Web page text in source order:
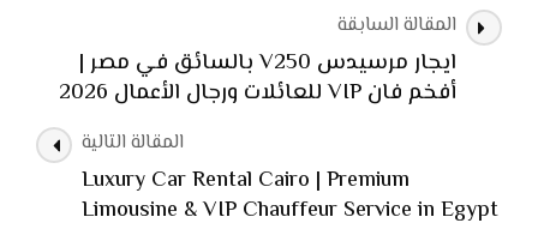
التنقل
بين
التدوينات
المقالة السابقة
ايجار مرسيدس V250 بالسائق في مصر |
أفخم فان VIP للعائلات ورجال الأعمال 2026
المقالة التالية
Luxury Car Rental Cairo | Premium
Limousine & VIP Chauffeur Service in Egypt